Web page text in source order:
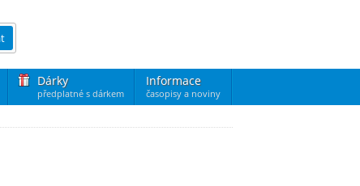
Dárky
předplatné s dárkem
Informace
časopisy a noviny